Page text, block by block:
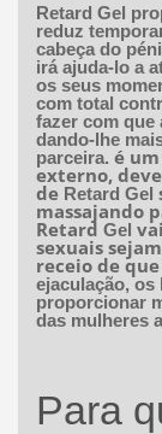
Retard Gel
reduz
cabeça do
irá ajuda-lo a
os seus
com total
fazer com que
dando-lhe
parceira. é
externo,
de Retard Gel
massajando
Retard Gel
sexuais
receio de
ejaculação, os
proporcionar
das mulheres
Para